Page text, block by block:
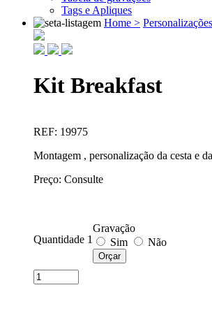
Tags e Apliques
Home >
Kit Breakfast
REF: 19975
Montagem , personalização da cesta e
Preço: Consulte
Quantidade 1
Gravação
Sim
Não